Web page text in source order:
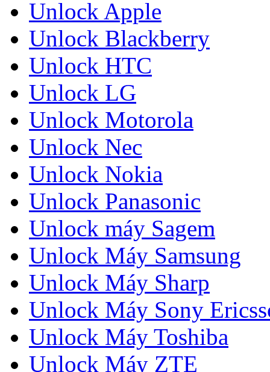
Unlock Apple
Unlock Blackberry
Unlock HTC
Unlock LG
Unlock Motorola
Unlock Nec
Unlock Nokia
Unlock Panasonic
Unlock máy Sagem
Unlock Máy Samsung
Unlock Máy Sharp
Unlock Máy Sony
Unlock Máy Toshiba
Unlock Máy ZTE